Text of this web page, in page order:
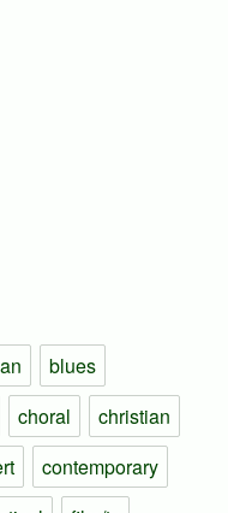
blues
choral
christian
contemporary